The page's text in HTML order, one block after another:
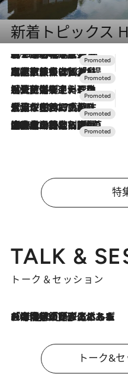
新着トピックス
2026.8.7
【トンボの足水浴】ヒノキの香りに包まれて涼感マックス！約13℃の湧水かけ流しを避暑地「星野温泉 トンボの湯」で体験
2026.7.31
【ホテル帰省】という選択肢をOMOが提案。家族とほどよい距離を保つには「昼は実家、夜は気兼ねなくホテルで！」
2026.7.24
【夏限定ディナーコース】旬を迎える稚鮎や花ズッキーニなどをイタリア・トスカーナの郷土料理の手法で満喫！
2026.7.17
「土佐和ハーブかき氷」がOMO7高知に登場！生姜、山椒、大葉など目にも舌にも涼を呼ぶ郷土の味
2026.7.10
NEW OPEN！【界 草津】名湯の地に誕生。趣の異なる2種の温泉と上州ならではの会席・蕎麦割烹など美食を味わう究極の癒やし旅
特
TALK &
トーク＆セッション
2026.8.3
「今後値上げがあるとすれば…」「リスクがあるのは今年の冬」エネルギー専門家が語る、ホルムズ海峡封鎖が家庭にもたらす“ある心配”
トーク&